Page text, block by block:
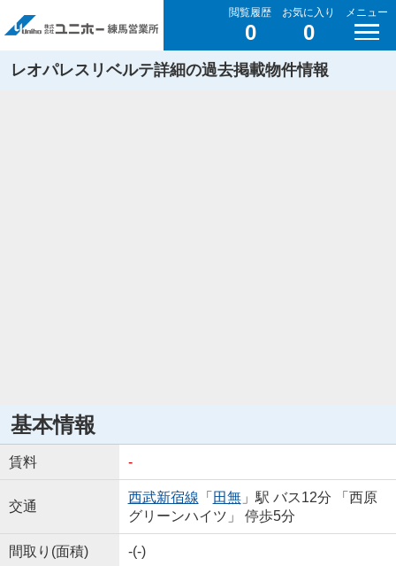
閲覧履歴
0
お気に入り
0
メニュー
レオパレスリベルテ詳細の過去掲載物件情報
基本情報
賃料 -
交通
西武新宿線 「 田無」駅 バス12分 「西原
グリーンハイツ」 停歩5分
間取り(面積) -(-)